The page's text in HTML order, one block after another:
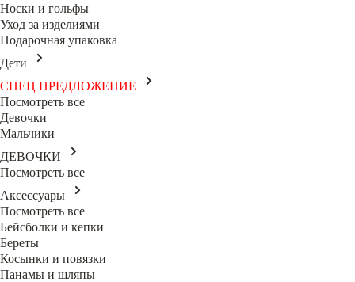
Носки и гольфы
Уход за изделиями
Подарочная упаковка
Дети
СПЕЦ ПРЕДЛОЖЕНИЕ
Посмотреть все
Девочки
Мальчики
ДЕВОЧКИ
Посмотреть все
Аксессуары
Посмотреть все
Бейсболки и кепки
Береты
Косынки и повязки
Панамы и шляпы